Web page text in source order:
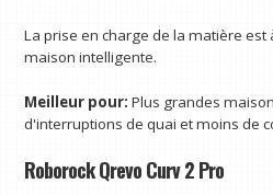
La prise en charge de la matière est
maison intelligente.
Meilleur pour:Plus grandes
d'interruptions de quai et moins de
Roborock Qrevo Curv 2 Pro